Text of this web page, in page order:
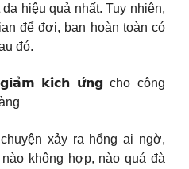
hiệu quả nhất. Tuy nhiên,
để đợi, bạn hoàn toàn có
đó.
𝗸𝗶́𝗰𝗵 𝘂̛́𝗻𝗴 cho công
xảy ra hổng ai ngờ,
không hợp, nào quá đà